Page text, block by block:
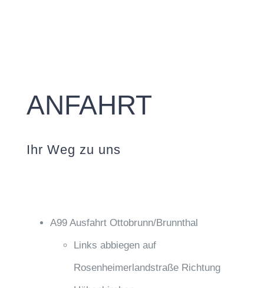
ANFAHRT
Ihr Weg zu uns
A99 Ausfahrt Ottobrunn/Brunnthal
Links abbiegen auf
Rosenheimerlandstraße Richtung